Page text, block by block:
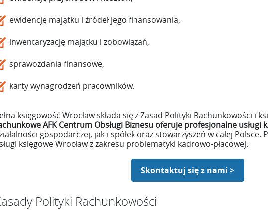
ewidencję majątku i źródeł jego finansowania,
inwentaryzację majątku i zobowiązań,
sprawozdania finansowe,
karty wynagrodzeń pracowników.
księgowość Wrocław składa się z Zasad Polityki Rachunkowości i
AFK Centrum Obsługi Biznesu oferuje profesjonalne usługi
gospodarczej, jak i spółek oraz stowarzyszeń w całej
księgowe Wrocław z zakresu problematyki kadrowo-płacowej.
Skontaktuj się z nami >
Polityki Rachunkowości